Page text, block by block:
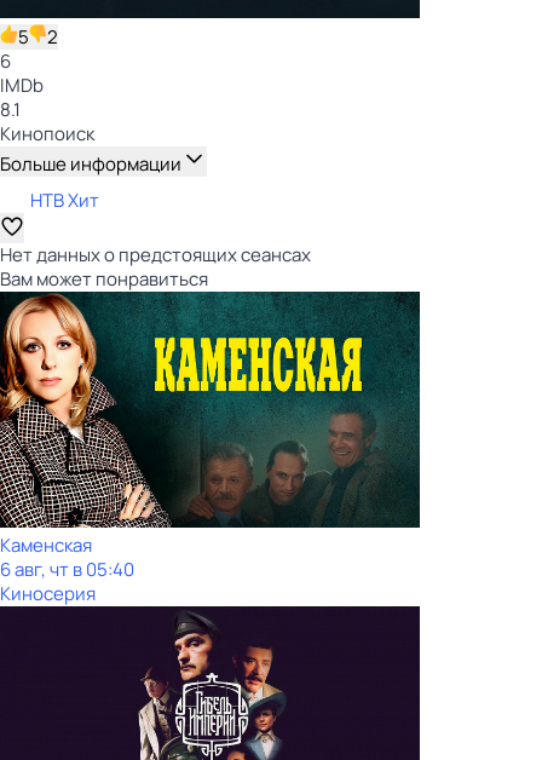
5
2
6
IMDb
8.1
Кинопоиск
Больше информации
НТВ Хит
Нет данных о предстоящих сеансах
Вам может понравиться
Каменская
6 авг, чт в 05:40
Киносерия